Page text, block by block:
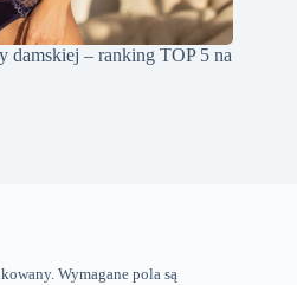
damskiej – ranking TOP 5 na
Wymagane pola są